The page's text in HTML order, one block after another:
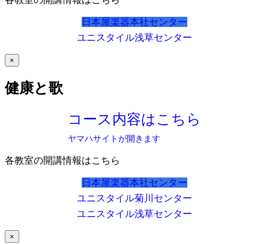
日本屋楽器本社センター
ユニスタイル浅草センター
×
健康と歌
コース内容はこちら
ヤマハサイトが開きます
各教室の開講情報はこちら
日本屋楽器本社センター
ユニスタイル菊川センター
ユニスタイル浅草センター
×